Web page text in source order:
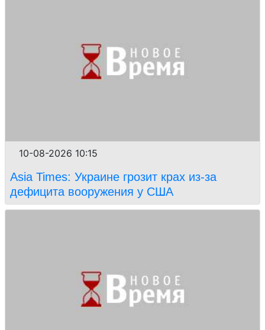
10-08-2026 10:15
Asia Times: Украине грозит крах из-за
дефицита вооружения у США